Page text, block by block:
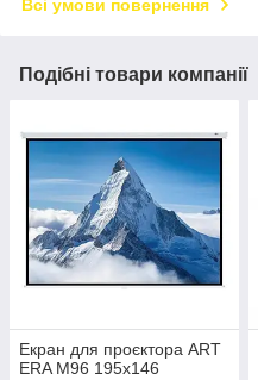
Всі умови повернення
Подібні товари компанії
Екран для проєктора ART
ERA M96 195x146